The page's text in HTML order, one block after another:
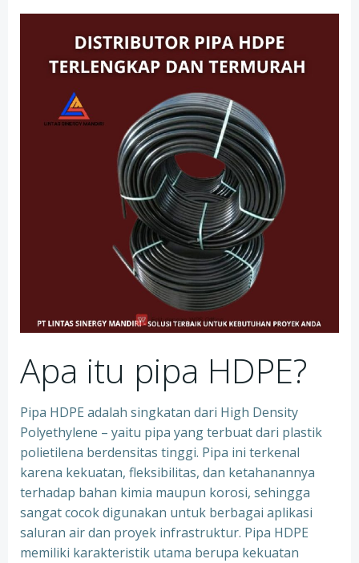
Apa itu pipa HDPE?
Pipa HDPE adalah singkatan dari High Density
Polyethylene – yaitu pipa yang terbuat dari plastik
polietilena berdensitas tinggi. Pipa ini terkenal
karena kekuatan, fleksibilitas, dan ketahanannya
terhadap bahan kimia maupun korosi, sehingga
sangat cocok digunakan untuk berbagai aplikasi
saluran air dan proyek infrastruktur. Pipa HDPE
memiliki karakteristik utama berupa kekuatan